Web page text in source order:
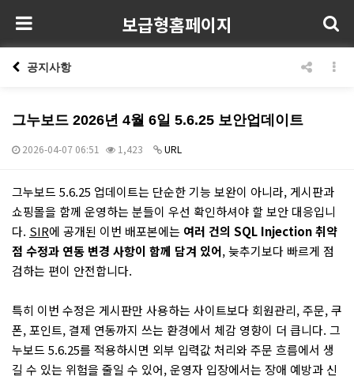
보급형홈페이지
공지사항
그누보드 2026년 4월 6일 5.6.25 보안업데이트
2026-04-07 06:51 1,423 URL
본문
그누보드 5.6.25 업데이트는 단순한 기능 보완이 아니라, 게시판과
쇼핑몰을 함께 운영하는 분들이 우선 확인하셔야 할 보안 대응입니
다. SIR에 공개된 이번 배포본에는 여러 건의 SQL Injection 취약
점 수정과 연동 변경 사항이 함께 담겨 있어, 늦추기보다 빠르게 점
검하는 편이 안전합니다.
특히 이번 수정은 게시판만 사용하는 사이트보다 회원관리, 주문, 쿠
폰, 포인트, 결제 연동까지 쓰는 환경에서 체감 영향이 더 큽니다. 그
누보드 5.6.25를 적용하시면 외부 입력값 처리와 주문 흐름에서 생
길 수 있는 위험을 줄일 수 있어, 운영자 입장에서는 장애 예방과 신